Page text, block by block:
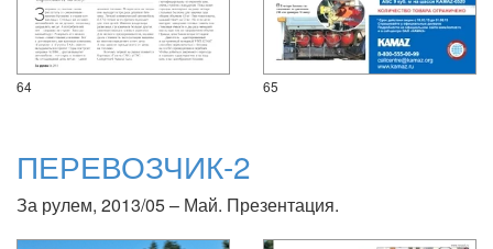
64 65
ПЕРЕВОЗЧИК-2
За рулем, 2013/05 – Май. Презентация.